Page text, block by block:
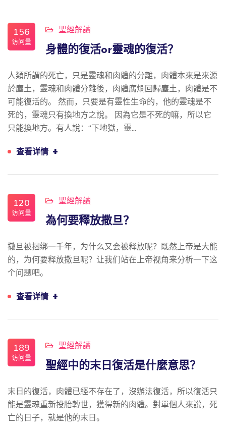
156
访问量
聖經解讀
身體的復活or靈魂的復活？
人類所謂的死亡，只是靈魂和肉體的分離，肉體本來是來源
於塵土，靈魂和肉體分離後，肉體腐爛回歸塵土，肉體是不
可能復活的。 然而，只要是有靈性生命的，他的靈魂是不
死的，靈魂只有換地方之說。 因為它是不死的嘛，所以它
只能換地方。有人說：“下地獄，靈...
查看详情 +
120
访问量
聖經解讀
為何要釋放撒旦？
撒旦被捆绑一千年，为什么又会被释放呢？既然上帝是大能
的，为何要释放撒旦呢？让我们站在上帝视角来分析一下这
个问题吧。
查看详情 +
189
访问量
聖經解讀
聖經中的末日復活是什麼意思？
末日的復活，肉體已經不存在了，沒辦法復活，所以復活只
能是靈魂重新投胎轉世，獲得新的肉體。對單個人來說，死
亡的日子，就是他的末日。